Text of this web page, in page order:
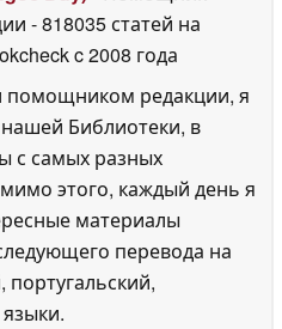
- 818035 статей на
c 2008 года
помощником редакции, я
Библиотеки, в
с самых разных
этого, каждый день я
материалы
перевода на